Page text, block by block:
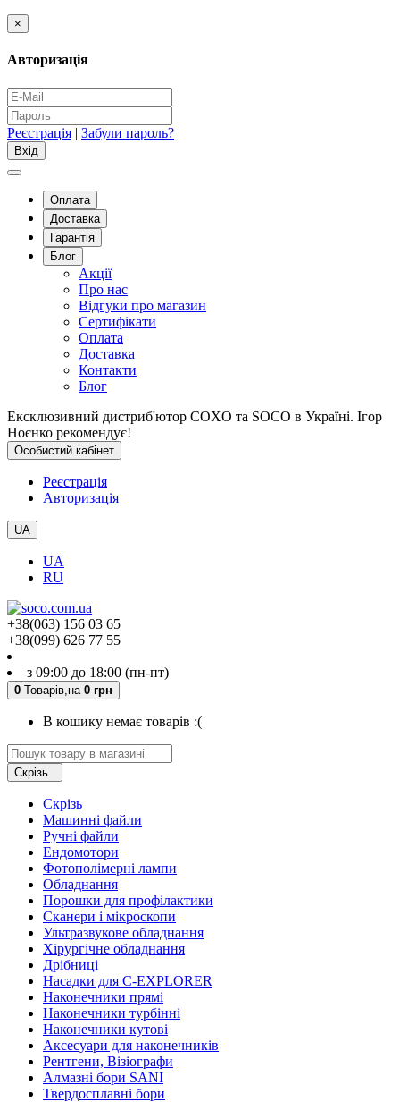
×
Авторизація
Реєстрація | Забули пароль?
Оплата
Доставка
Гарантія
Блог
Акції
Про нас
Відгуки про магазин
Сертифікати
Оплата
Доставка
Контакти
Блог
Ексклюзивний дистриб'ютор COXO та SOCO в Україні. Ігор
Ноєнко рекомендує!
Особистий кабінет
Реєстрація
Авторизація
UA
UA
RU
+38(063) 156 03 65
+38(099) 626 77 55
з 09:00 до 18:00 (пн-пт)
0 Товарів, на 0 грн
В кошику немає товарів :(
Скрізь
Скрізь
Машинні файли
Ручні файли
Ендомотори
Фотополімерні лампи
Обладнання
Порошки для профілактики
Сканери і мікроскопи
Ультразвукове обладнання
Хірургічне обладнання
Дрібниці
Насадки для C-EXPLORER
Наконечники прямі
Наконечники турбінні
Наконечники кутові
Аксесуари для наконечників
Рентгени, Візіографи
Алмазні бори SANI
Твердосплавні бори